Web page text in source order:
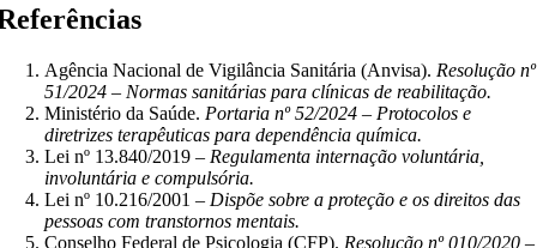
Agência Nacional de Vigilância Sanitária (Anvisa). Resolução nº
51/2024 – Normas sanitárias para clínicas de reabilitação.
Ministério da Saúde. Portaria nº 52/2024 – Protocolos e
diretrizes terapêuticas para dependência química.
Lei nº 13.840/2019 – Regulamenta internação voluntária,
involuntária e compulsória.
Lei nº 10.216/2001 – Dispõe sobre a proteção e os direitos das
pessoas com transtornos mentais.
Conselho Federal de Psicologia (CFP). Resolução nº 010/2020 –